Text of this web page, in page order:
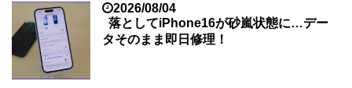
2026/08/04
落としてiPhone16が砂嵐状態に…デー
タそのまま即日修理！